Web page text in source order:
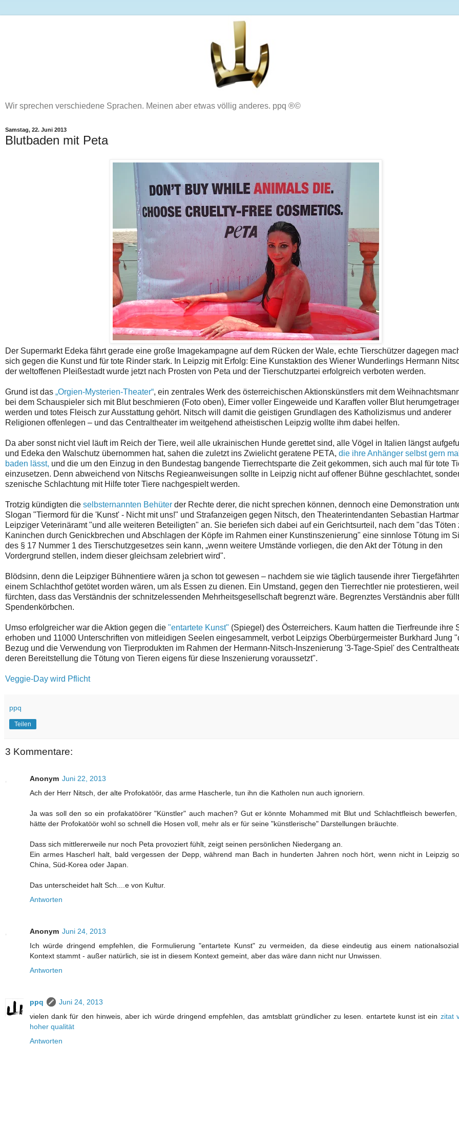
Wir sprechen verschiedene Sprachen. Meinen aber etwas völlig anderes. ppq ®©
Samstag, 22. Juni 2013
Blutbaden mit Peta
Der Supermarkt Edeka fährt gerade eine große Imagekampagne auf dem Rücken der Wale, echte Tierschützer dagegen
sich gegen die Kunst und für tote Rinder stark. In Leipzig mit Erfolg: Eine Kunstaktion des Wiener Wunderlings Hermann
der weltoffenen Pleißestadt wurde jetzt nach Prosten von Peta und der Tierschutzpartei erfolgreich verboten werden.
Grund ist das „Orgien-Mysterien-Theater“, ein zentrales Werk des österreichischen Aktionskünstlers mit dem
bei dem Schauspieler sich mit Blut beschmieren (Foto oben), Eimer voller Eingeweide und Karaffen voller Blut
werden und totes Fleisch zur Ausstattung gehört. Nitsch will damit die geistigen Grundlagen des Katholizismus und anderer
Religionen offenlegen – und das Centraltheater im weitgehend atheistischen Leipzig wollte ihm dabei helfen.
Da aber sonst nicht viel läuft im Reich der Tiere, weil alle ukrainischen Hunde gerettet sind, alle Vögel in Italien längst
und Edeka den Walschutz übernommen hat, sahen die zuletzt ins Zwielicht geratene PETA, die ihre Anhänger selbst gern
baden lässt, und die um den Einzug in den Bundestag bangende Tierrechtsparte die Zeit gekommen, sich auch mal für tote
einzusetzen. Denn abweichend von Nitschs Regieanweisungen sollte in Leipzig nicht auf offener Bühne geschlachtet,
szenische Schlachtung mit Hilfe toter Tiere nachgespielt werden.
Trotzig kündigten die selbsternannten Behüter der Rechte derer, die nicht sprechen können, dennoch eine Demonstration
Slogan "Tiermord für die 'Kunst' - Nicht mit uns!" und Strafanzeigen gegen Nitsch, den Theaterintendanten Sebastian
Leipziger Veterinäramt "und alle weiteren Beteiligten" an. Sie beriefen sich dabei auf ein Gerichtsurteil, nach dem "das Töten
Kaninchen durch Genickbrechen und Abschlagen der Köpfe im Rahmen einer Kunstinszenierung" eine sinnlose Tötung im
des § 17 Nummer 1 des Tierschutzgesetzes sein kann, „wenn weitere Umstände vorliegen, die den Akt der Tötung in den
Vordergrund stellen, indem dieser gleichsam zelebriert wird".
Blödsinn, denn die Leipziger Bühnentiere wären ja schon tot gewesen – nachdem sie wie täglich tausende ihrer
einem Schlachthof getötet worden wären, um als Essen zu dienen. Ein Umstand, gegen den Tierrechtler nie protestieren,
fürchten, dass das Verständnis der schnitzelessenden Mehrheitsgesellschaft begrenzt wäre. Begrenztes Verständnis aber
Spendenkörbchen.
Umso erfolgreicher war die Aktion gegen die "entartete Kunst" (Spiegel) des Österreichers. Kaum hatten die Tierfreunde ihre
erhoben und 11000 Unterschriften von mitleidigen Seelen eingesammelt, verbot Leipzigs Oberbürgermeister Burkhard Jung
Bezug und die Verwendung von Tierprodukten im Rahmen der Hermann-Nitsch-Inszenierung '3-Tage-Spiel' des
deren Bereitstellung die Tötung von Tieren eigens für diese Inszenierung voraussetzt".
Veggie-Day wird Pflicht
ppq
Teilen
3 Kommentare:
Anonym Juni 22, 2013
Ach der Herr Nitsch, der alte Profokatöör, das arme Hascherle, tun ihn die Katholen nun auch ignoriern.
Ja was soll den so ein profakatöörer "Künstler" auch machen? Gut er könnte Mohammed mit Blut und Schlachtfleisch
hätte der Profokatöör wohl so schnell die Hosen voll, mehr als er für seine "künstlerische" Darstellungen bräuchte.
Dass sich mittlererweile nur noch Peta provoziert fühlt, zeigt seinen persönlichen Niedergang an.
Ein armes Hascherl halt, bald vergessen der Depp, während man Bach in hunderten Jahren noch hört, wenn nicht in Leipzig
China, Süd-Korea oder Japan.
Das unterscheidet halt Sch....e von Kultur.
Antworten
Anonym Juni 24, 2013
Ich würde dringend empfehlen, die Formulierung "entartete Kunst" zu vermeiden, da diese eindeutig aus einem
Kontext stammt - außer natürlich, sie ist in diesem Kontext gemeint, aber das wäre dann nicht nur Unwissen.
Antworten
ppq
Juni 24, 2013
vielen dank für den hinweis, aber ich würde dringend empfehlen, das amtsblatt gründlicher zu lesen. entartete kunst ist ein zitat
hoher qualität
Antworten